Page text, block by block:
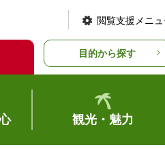
閲覧支援メニュ
目的から探す
観光・魅力